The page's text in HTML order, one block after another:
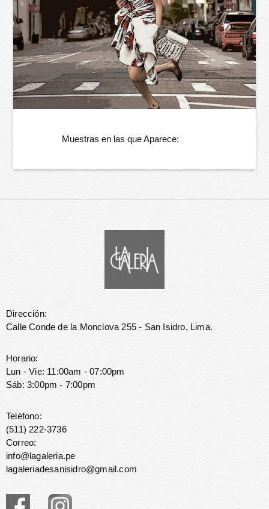
Muestras en las que Aparece:
Dirección:
Calle Conde de la Monclova 255 - San Isidro, Lima.
Horario:
Lun - Vie: 11:00am - 07:00pm
Sáb: 3:00pm - 7:00pm
Teléfono:
(511) 222-3736
Correo:
info@lagaleria.pe
lagaleriadesanisidro@gmail.com